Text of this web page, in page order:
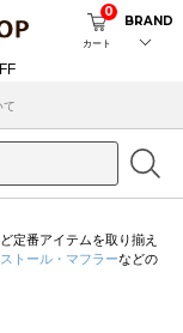
カート
0
BRAND
て
定番アイテムを取り揃え
ストール・マフラーなどの